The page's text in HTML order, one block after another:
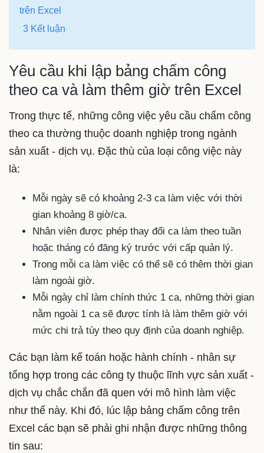
trên Excel
3 Kết luận
Yêu cầu khi lập bảng chấm công
theo ca và làm thêm giờ trên Excel
Trong thực tế, những công việc yêu cầu chấm công
theo ca thường thuộc doanh nghiệp trong ngành
sản xuất - dịch vụ. Đặc thù của loại công việc này
là:
Mỗi ngày sẽ có khoảng 2-3 ca làm việc với thời
gian khoảng 8 giờ/ca.
Nhân viên được phép thay đổi ca làm theo tuần
hoặc tháng có đăng ký trước với cấp quản lý.
Trong mỗi ca làm việc có thể sẽ có thêm thời gian
làm ngoài giờ.
Mỗi ngày chỉ làm chính thức 1 ca, những thời gian
nằm ngoài 1 ca sẽ được tính là làm thêm giờ với
mức chi trả tùy theo quy định của doanh nghiệp.
Các bạn làm kế toán hoặc hành chính - nhân sự
tổng hợp trong các công ty thuộc lĩnh vực sản xuất -
dịch vụ chắc chắn đã quen với mô hình làm việc
như thế này. Khi đó, lúc lập bảng chấm công trên
Excel các bạn sẽ phải ghi nhận được những thông
tin sau: